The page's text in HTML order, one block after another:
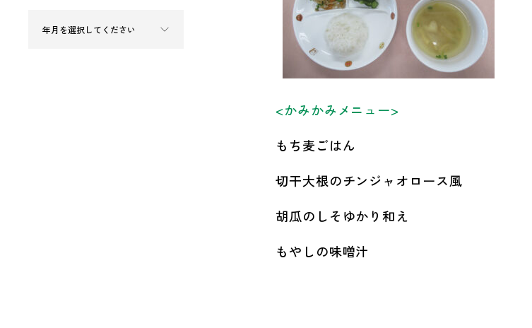
<かみかみメニュー>
もち麦ごはん
切干大根のチンジャオロース風
胡瓜のしそゆかり和え
もやしの味噌汁